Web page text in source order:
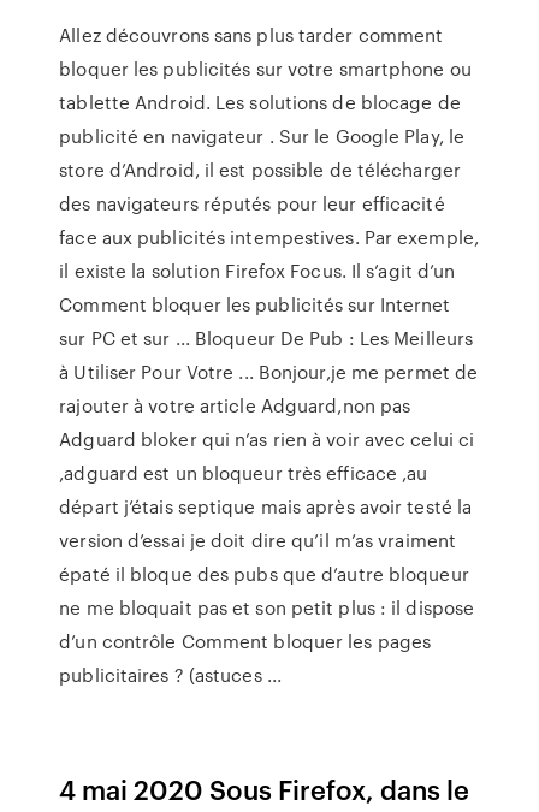
Allez découvrons sans plus tarder comment
bloquer les publicités sur votre smartphone ou
tablette Android. Les solutions de blocage de
publicité en navigateur . Sur le Google Play, le
store d’Android, il est possible de télécharger
des navigateurs réputés pour leur efficacité
face aux publicités intempestives. Par exemple,
il existe la solution Firefox Focus. Il s’agit d’un
Comment bloquer les publicités sur Internet
sur PC et sur ... Bloqueur De Pub : Les Meilleurs
à Utiliser Pour Votre ... Bonjour,je me permet de
rajouter à votre article Adguard,non pas
Adguard bloker qui n’as rien à voir avec celui ci
,adguard est un bloqueur très efficace ,au
départ j’étais septique mais après avoir testé la
version d’essai je doit dire qu’il m’as vraiment
épaté il bloque des pubs que d’autre bloqueur
ne me bloquait pas et son petit plus : il dispose
d’un contrôle Comment bloquer les pages
publicitaires ? (astuces ...
4 mai 2020 Sous Firefox, dans le